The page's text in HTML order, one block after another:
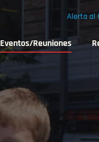
Eventos/Reuniones
Alerta al